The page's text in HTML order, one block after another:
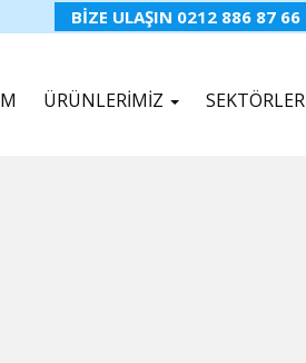
BİZE ULAŞIN 0212 886 87 66
ÜRÜNLERİMİZ SEKTÖRLER